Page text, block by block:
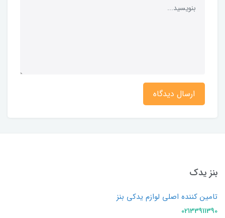
ارسال دیدگاه
بنز یدک
تامین کننده اصلی لوازم یدکی بنز
02133911390